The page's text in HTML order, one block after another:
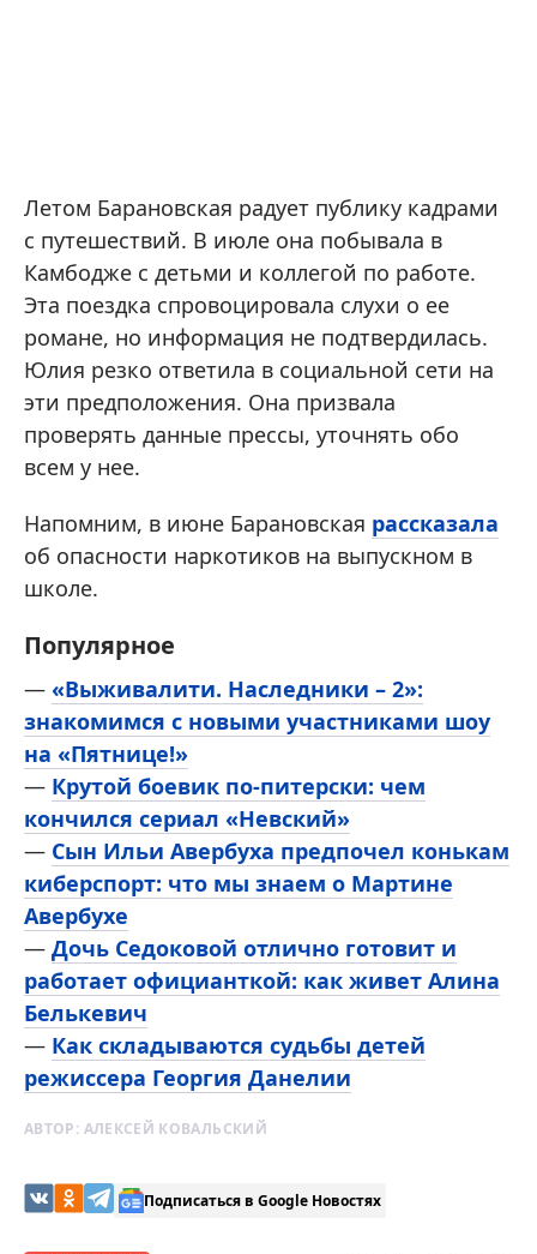
Летом Барановская радует публику кадрами
с путешествий. В июле она побывала в
Камбодже с детьми и коллегой по работе.
Эта поездка спровоцировала слухи о ее
романе, но информация не подтвердилась.
Юлия резко ответила в социальной сети на
эти предположения. Она призвала
проверять данные прессы, уточнять обо
всем у нее.
Напомним, в июне Барановская рассказала
об опасности наркотиков на выпускном в
школе.
Популярное
— «Выживалити. Наследники – 2»:
знакомимся с новыми участниками шоу
на «Пятнице!»
— Крутой боевик по-питерски: чем
кончился сериал «Невский»
— Сын Ильи Авербуха предпочел конькам
киберспорт: что мы знаем о Мартине
Авербухе
— Дочь Седоковой отлично готовит и
работает официанткой: как живет Алина
Белькевич
— Как складываются судьбы детей
режиссера Георгия Данелии
АВТОР: АЛЕКСЕЙ КОВАЛЬСКИЙ
Подписаться в Google Новостях